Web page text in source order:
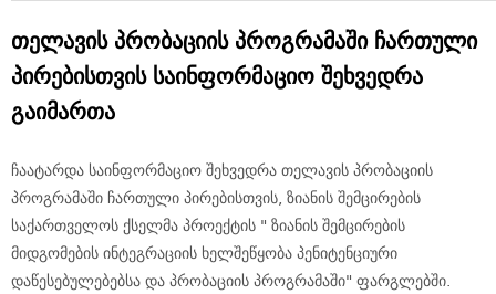
თელავის პრობაციის პროგრამაში ჩართული
პირებისთვის საინფორმაციო შეხვედრა
გაიმართა
ჩაატარდა საინფორმაციო შეხვედრა თელავის პრობაციის
პროგრამაში ჩართული პირებისთვის, ზიანის შემცირების
საქართველოს ქსელმა პროექტის " ზიანის შემცირების
მიდგომების ინტეგრაციის ხელშეწყობა პენიტენციური
დაწესებულებებსა და პრობაციის პროგრამაში" ფარგლებში.